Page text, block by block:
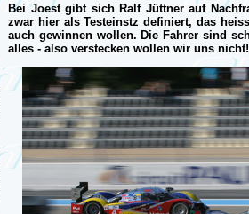
Bei Joest gibt sich Ralf Jüttner auf
zwar hier als Testeinstz definiert, das
auch gewinnen wollen. Die Fahrer sind
alles - also verstecken wollen wir uns